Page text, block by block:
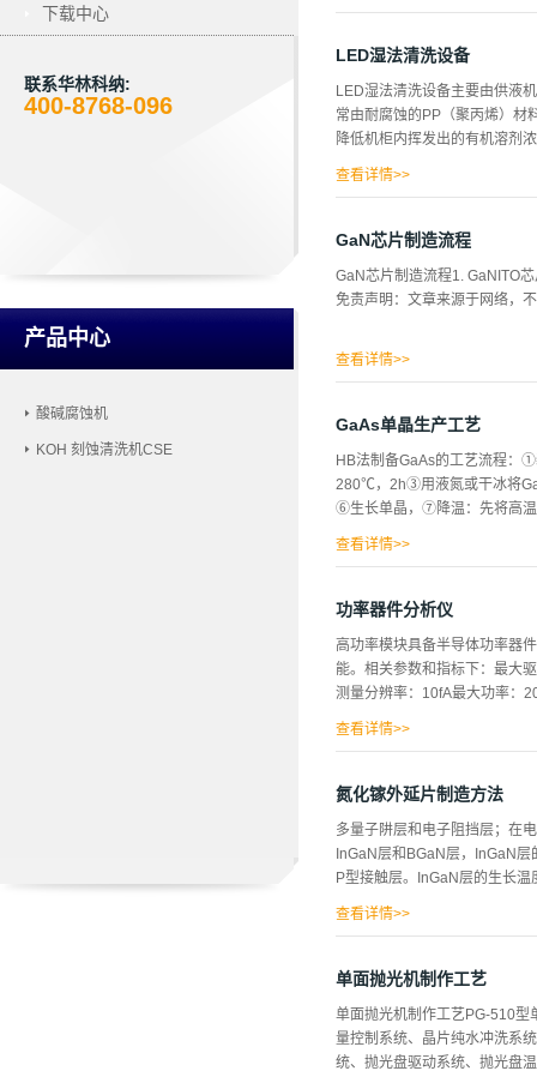
下载中心
联系华林科纳:
400-8768-096
产品中心
酸碱腐蚀机
KOH 刻蚀清洗机CSE
前比较先进的VC...
蚀硅刻蚀深度800m将硅片刻
的THz滤波器样品。关键工艺
要的关键工艺技术有硅深槽刻
掩模的选择和横向腐蚀的控制
高刻蚀速率以满足刻蚀800m硅
LED湿法清洗设备
LED湿法清洗设备主要由供液
常由耐腐蚀的PP（聚丙烯）材
降低机柜内挥发出的有机溶剂
洗。腐蚀区与供液泵、控制系
送系统:化学液输送方式分泵浦
理，输送产生脉动较大，适用
供液泵、过滤器、流量计等。
花、不产生热量。因此...
查看详情>>
GaN芯片制造流程
GaN芯片制造流程1. GaNITO
免责声明：文章来源于网络，
查看详情>>
GaAs单晶生产工艺
HB法制备GaAs的工艺流程：
280℃，2h③用液氮或干冰将
⑥生长单晶，⑦降温：先将高温
长大直径75mm液态密封法
覆盖剂应满足条件：1.密度小
汽压低，易去掉4.有较高纯度
1.装料：一石英杯装Ga，一石
3.降温至600-700℃，将Ga倒
查看详情>>
功率器件分析仪
高功率模块具备半导体功率器
能。相关参数和指标下：最大
测量分辨率：10fA最大功率：
线，用户可以根据I-V曲线了解
器件激励源时，恒流负反馈控
励源时，恒压负反馈控制环路
整及斜坡补偿技术：高功率模
闭环回路是否稳定决定了高压
查看详情>>
氮化镓外延片制造方法
多量子阱层和电子阻挡层；在
InGaN层和BGaN层，InGaN
P型接触层。InGaN层的生长
InGaN/BGaN超晶格结构，
氮化镓基发光二极管外延片的
温缓冲层、三维成核层、二维
～50nm。三维成核层可以为
查看详情>>
单面抛光机制作工艺
单面抛光机制作工艺PG-510型
量控制系统、晶片纯水冲洗系
统、抛光盘驱动系统、抛光盘